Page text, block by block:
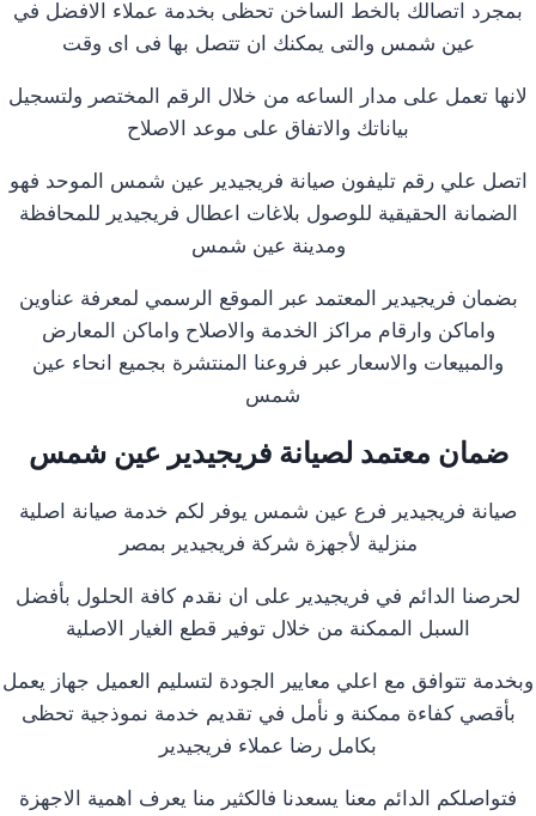
بمجرد اتصالك بالخط الساخن تحظى بخدمة عملاء الافضل في
عين شمس والتى يمكنك ان تتصل بها فى اى وقت
لانها تعمل على مدار الساعه من خلال الرقم المختصر ولتسجيل
بياناتك والاتفاق على موعد الاصلاح
اتصل علي رقم تليفون صيانة فريجيدير عين شمس الموحد فهو
الضمانة الحقيقية للوصول بلاغات اعطال فريجيدير للمحافظة
ومدينة عين شمس
بضمان فريجيدير المعتمد عبر الموقع الرسمي لمعرفة عناوين
واماكن وارقام مراكز الخدمة والاصلاح واماكن المعارض
والمبيعات والاسعار عبر فروعنا المنتشرة بجميع انحاء عين
شمس
ضمان معتمد لصيانة فريجيدير عين شمس
صيانة فريجيدير فرع عين شمس يوفر لكم خدمة صيانة اصلية
منزلية لأجهزة شركة فريجيدير بمصر
لحرصنا الدائم في فريجيدير على ان نقدم كافة الحلول بأفضل
السبل الممكنة من خلال توفير قطع الغيار الاصلية
وبخدمة تتوافق مع اعلي معايير الجودة لتسليم العميل جهاز يعمل
بأقصي كفاءة ممكنة و نأمل في تقديم خدمة نموذجية تحظى
بكامل رضا عملاء فريجيدير
فتواصلكم الدائم معنا يسعدنا فالكثير منا يعرف اهمية الاجهزة